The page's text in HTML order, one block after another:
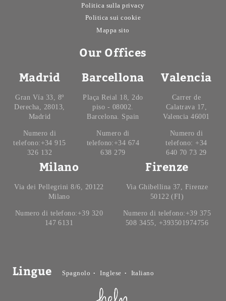
Politica sulla privacy
Politica sui cookie
Mappa sito
Our Offices
Madrid
Gran Vía 33, 8º
Derecha, 28013,
Madrid
Numero di
telefono:+34 915
326 132
Barcellona
Plaça Reial 18, 2do
piso - 08002.
Barcelona. Spain
Numero di
telefono:+34 674
638 279
Valencia
Carrer de
Calatrava 17,
Valencia 46001
Numero di
telefono: +34
640 70 73 29
Milano
Via dei Pellegrini 8/6, 20122
Milano
Numero di telefono:+39 320
147 6131
Firenze
Via Ghibellina 37, Firenze
50122 (FI)
Numero di telefono:+39 375
508 3455, +393501974756
Lingue Spagnolo Inglese Italiano